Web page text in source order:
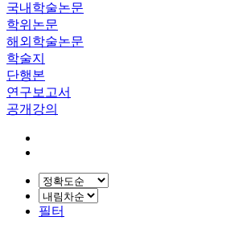
국내학술논문
학위논문
해외학술논문
학술지
단행본
연구보고서
공개강의
필터